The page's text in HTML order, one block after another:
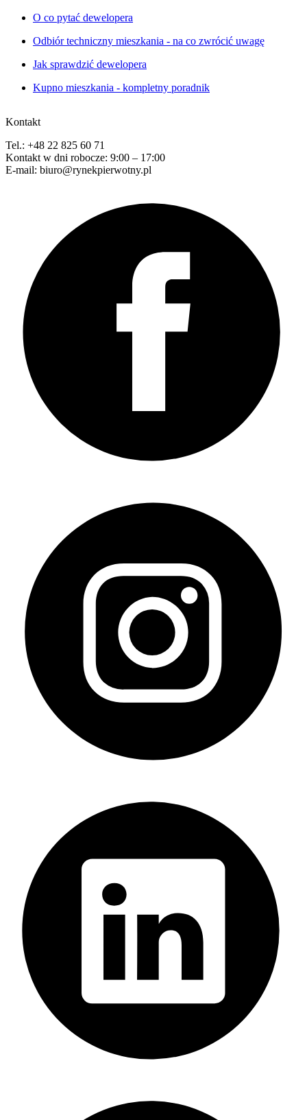
O co pytać dewelopera
Odbiór techniczny mieszkania - na co zwrócić uwagę
Jak sprawdzić dewelopera
Kupno mieszkania - kompletny poradnik
Kontakt
Tel.: +48 22 825 60 71
Kontakt w dni robocze: 9:00 – 17:00
E-mail: biuro@rynekpierwotny.pl